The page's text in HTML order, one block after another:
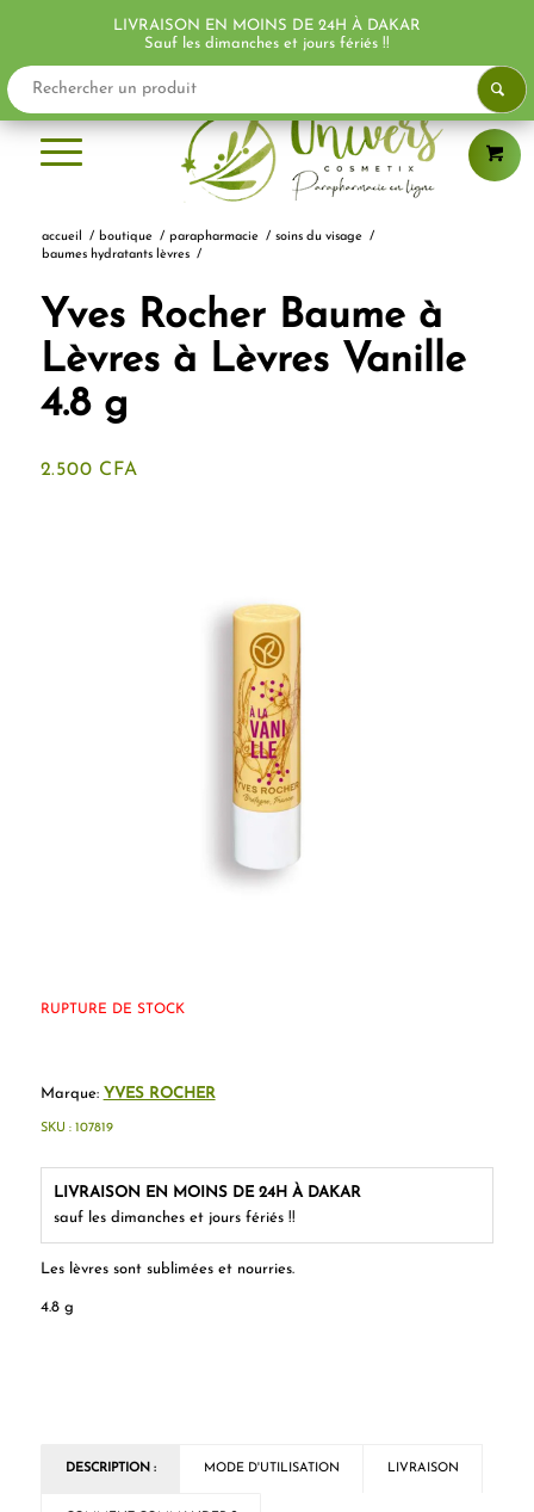
accueil / boutique / parapharmacie / soins du visage
/
baumes hydratants lèvres /
Yves Rocher Baume à
Lèvres à Lèvres Vanille
4.8 g
2.500 CFA
Les lèvres sont sublimées et nourries.
4.8 g
RUPTURE DE STOCK
Marque: YVES ROCHER
LIVRAISON EN MOINS DE 24H À DAKAR
sauf les dimanches et jours fériés !!
SKU : 107819
DESCRIPTION : MODE D'UTILISATION LIVRAISON
LIVRAISON EN MOINS DE 24H À DAKAR
Sauf les dimanches et jours fériés !!